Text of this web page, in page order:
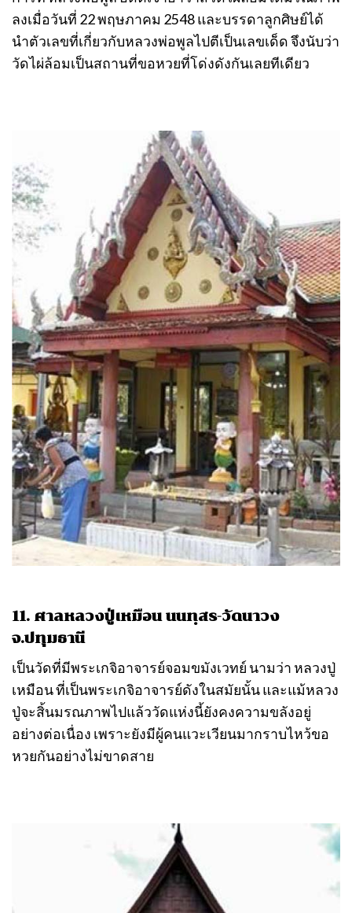
ลงเมื่อวันที่ 22 พฤษภาคม 2548 และบรรดาลูกศิษย์ได้
นำตัวเลขที่เกี่ยวกับหลวงพ่อพูลไปตีเป็นเลขเด็ด จึงนับว่า
วัดไผ่ล้อมเป็นสถานที่ขอหวยที่โด่งดังกันเลยทีเดียว
11. ศาลหลวงปู่เหมือน นนทฺสร-วัดนาวง
จ.ปทุมธานี
เป็นวัดที่มีพระเกจิอาจารย์จอมขมังเวทย์ นามว่า หลวงปู่
เหมือน ที่เป็นพระเกจิอาจารย์ดังในสมัยนั้น และแม้หลวง
ปู่จะสิ้นมรณภาพไปแล้ววัดแห่งนี้ยังคงความขลังอยู่
อย่างต่อเนื่อง เพราะยังมีผู้คนแวะเวียนมากราบไหว้ขอ
หวยกันอย่างไม่ขาดสาย